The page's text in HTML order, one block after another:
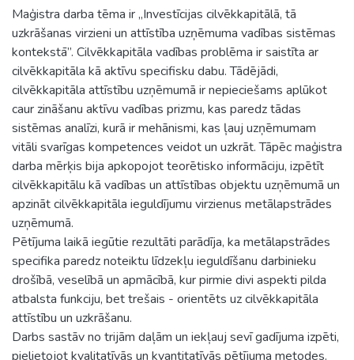
Maģistra darba tēma ir „Investīcijas cilvēkkapitālā, tā
uzkrāšanas virzieni un attīstība uzņēmuma vadības sistēmas
kontekstā”. Cilvēkkapitāla vadības problēma ir saistīta ar
cilvēkkapitāla kā aktīvu specifisku dabu. Tādējādi,
cilvēkkapitāla attīstību uzņēmumā ir nepieciešams aplūkot
caur zināšanu aktīvu vadības prizmu, kas paredz tādas
sistēmas analīzi, kurā ir mehānismi, kas ļauj uzņēmumam
vitāli svarīgas kompetences veidot un uzkrāt. Tāpēc maģistra
darba mērķis bija apkopojot teorētisko informāciju, izpētīt
cilvēkkapitālu kā vadības un attīstības objektu uzņēmumā un
apzināt cilvēkkapitāla ieguldījumu virzienus metālapstrādes
uzņēmumā.
Pētījuma laikā iegūtie rezultāti parādīja, ka metālapstrādes
specifika paredz noteiktu līdzekļu ieguldīšanu darbinieku
drošībā, veselībā un apmācībā, kur pirmie divi aspekti pilda
atbalsta funkciju, bet trešais - orientēts uz cilvēkkapitāla
attīstību un uzkrāšanu.
Darbs sastāv no trijām daļām un iekļauj sevī gadījuma izpēti,
pielietojot kvalitatīvās un kvantitatīvās pētījuma metodes.